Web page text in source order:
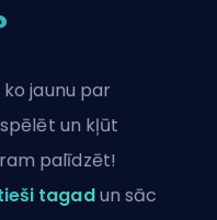
jaunu par
un kļūt
palīdzēt!
tagadun sāc